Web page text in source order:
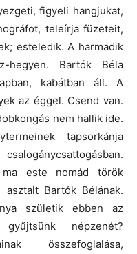
figyeli hangjukat,
teleírja füzeteit,
esteledik. A harmadik
hegyen. Bartók Béla
kabátban áll. A
az éggel. Csend van.
nem hallik ide.
tapsorkánja
este nomád török
Bartók Bélának.
születik ebben az
népzenét?
összefoglalása,